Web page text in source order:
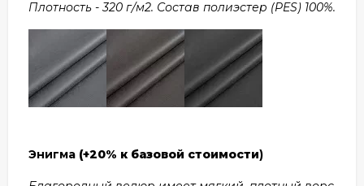
Плотность - 320 г/м2. Состав полиэстер (PES) 100%.
Энигма (+20% к базовой стоимости)